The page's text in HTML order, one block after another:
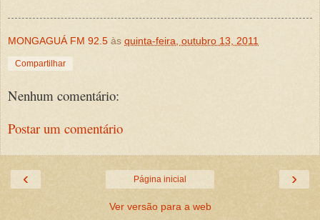
MONGAGUÁ FM 92.5 às quinta-feira, outubro 13, 2011
Compartilhar
Nenhum comentário:
Postar um comentário
‹ ›
Página inicial
Ver versão para a web